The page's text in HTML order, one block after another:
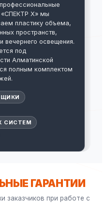
«СПЕКТР X» мы
пластику объема,
пространств,
вечернего освещения.
под
Алматинской
полным комплектом
СИСТЕМ
ГАРАНТИИ
заказчиков при работе с